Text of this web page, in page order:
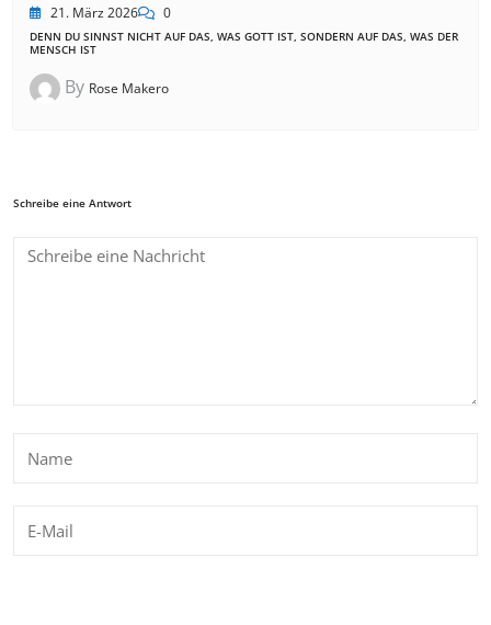
21. März 2026 0
DENN DU SINNST NICHT AUF DAS, WAS GOTT IST, SONDERN AUF DAS, WAS DER
MENSCH IST
By Rose Makero
Schreibe eine Antwort